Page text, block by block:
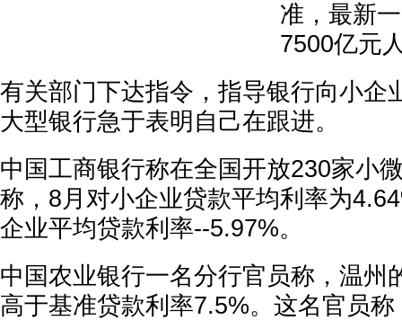
准，最新
7500亿元
有关部门下达指令，指导银行向小企
大型银行急于表明自己在跟进。
中国工商银行称在全国开放230家小
称，8月对小企业贷款平均利率为
企业平均贷款利率--5.97%。
中国农业银行一名分行官员称，温州
高于基准贷款利率7.5%。这名官员